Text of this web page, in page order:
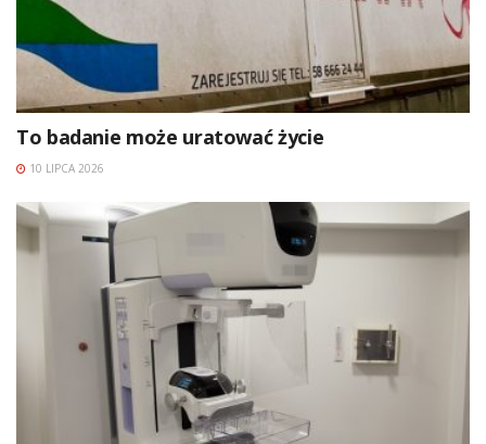
To badanie może uratować życie
10 LIPCA 2026